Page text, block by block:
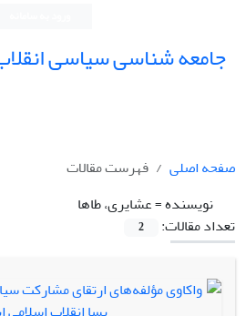
جامعه شناسی سیاسی
صفحه اصلی
فهرست مقالات
نویسنده =عشایری، طاها
تعداد مقالات:
2